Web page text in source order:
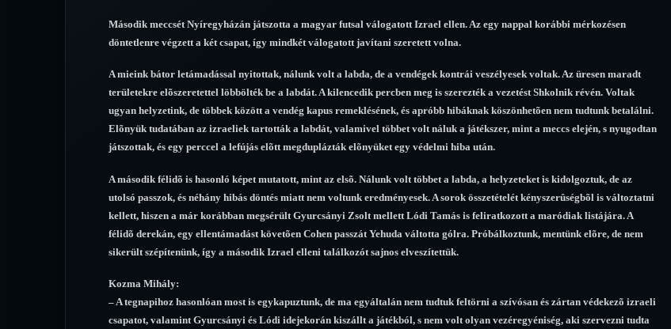
Második meccsét Nyíregyházán játszotta a magyar futsal válogatott Izrael ellen. Az egy nappal korábbi mérkozésen
döntetlenre végzett a két csapat, így mindkét válogatott javítani szeretett volna.
A mieink bátor letámadással nyitottak, nálunk volt a labda, de a vendégek kontrái veszélyesek voltak. Az üresen maradt
területekre elõszeretettel löbbölték be a labdát. A kilencedik percben meg is szerezték a vezetést Shkolnik révén. Voltak
ugyan helyzetink, de többek között a vendég kapus remeklésének, és apróbb hibáknak köszönhetõen nem tudtunk betalálni.
Elõnyük tudatában az izraeliek tartották a labdát, valamivel többet volt náluk a játékszer, mint a meccs elején, s nyugodtan
játszottak, és egy perccel a lefújás elõtt megduplázták elõnyüket egy védelmi hiba után.
A második félidõ is hasonló képet mutatott, mint az elsõ. Nálunk volt többet a labda, a helyzeteket is kidolgoztuk, de az
utolsó passzok, és néhány hibás döntés miatt nem voltunk eredményesek. A sorok összetételét kényszerûségbõl is változtatni
kellett, hiszen a már korábban megsérült Gyurcsányi Zsolt mellett Lódi Tamás is feliratkozott a maródiak listájára. A
félidõ derekán, egy ellentámadást követõen Cohen passzát Yehuda váltotta gólra. Próbálkoztunk, mentünk elõre, de nem
sikerült szépítenünk, így a második Izrael elleni találkozót sajnos elveszítettük.
Kozma Mihály:
– A tegnapihoz hasonlóan most is egykapuztunk, de ma egyáltalán nem tudtuk feltörni a szívósan és zártan védekezõ izraeli
csapatot, valamint Gyurcsányi és Lódi idejekorán kiszállt a játékból, s nem volt olyan vezéregyéniség, aki szervezni tudta